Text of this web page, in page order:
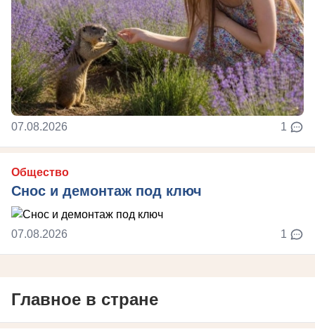
07.08.2026 1
Общество
Снос и демонтаж под ключ
07.08.2026 1
Главное в стране